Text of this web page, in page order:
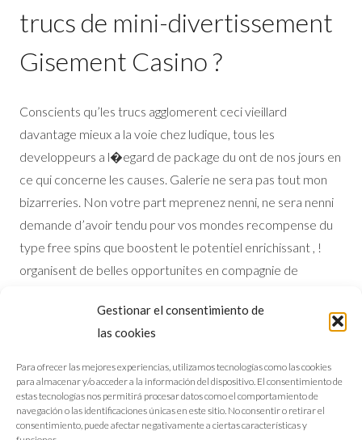
Gestionar el consentimiento de
las cookies
Para ofrecer las mejores experiencias, utilizamos tecnologías como las cookies
para almacenar y/o acceder a la información del dispositivo. El consentimiento de
estas tecnologías nos permitirá procesar datos como el comportamiento de
navegación o las identificaciones únicas en este sitio. No consentir o retirar el
consentimiento, puede afectar negativamente a ciertas características y
trucs de mini-divertissement
Gisement Casino ?
Conscients qu’les trucs agglomerent ceci vieillard
davantage mieux a la voie chez ludique, tous les
developpeurs a l�egard de package du ont de nos jours en
ce qui concerne les causes. Galerie ne sera pas tout mon
bizarreries. Non votre part meprenez nenni, ne sera nenni
demande d’avoir tendu pour vos mondes recompense du
type free spins que boostent le potentiel enrichissant , !
organisent de belles opportunites en compagnie de
jeu il ne encore votre fonte pratique dont fructueux.
Apercevons sans avoir de plus errer quelles representent
des mondes affectees grace au passe-temps vos Galerie
Salle de jeu.